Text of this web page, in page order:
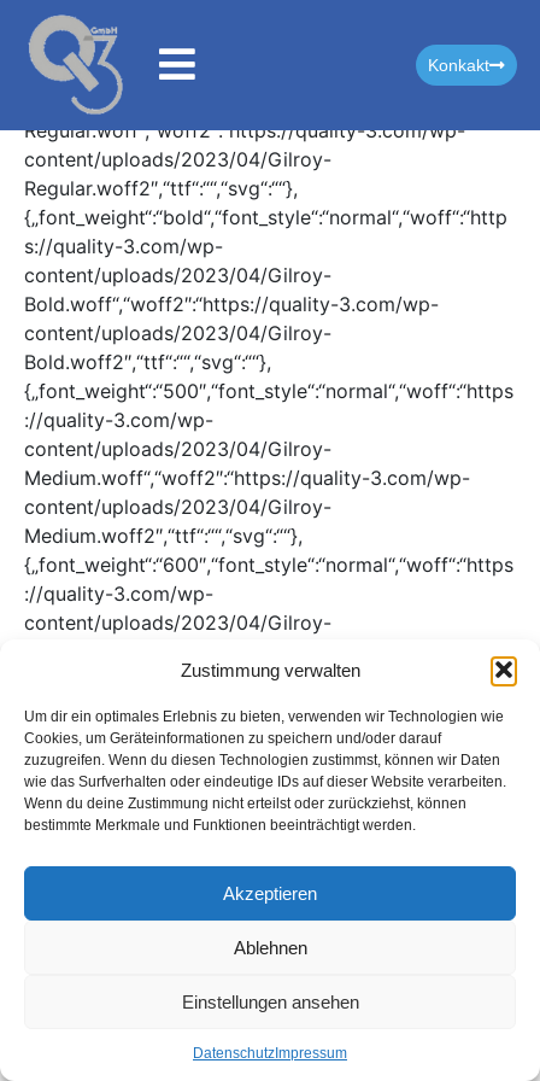
Zustimmung verwalten
Um dir ein optimales Erlebnis zu bieten, verwenden wir Technologien wie
Cookies, um Geräteinformationen zu speichern und/oder darauf
zuzugreifen. Wenn du diesen Technologien zustimmst, können wir Daten
wie das Surfverhalten oder eindeutige IDs auf dieser Website verarbeiten.
Wenn du deine Zustimmung nicht erteilst oder zurückziehst, können
bestimmte Merkmale und Funktionen beeinträchtigt werden.
Akzeptieren
Ablehnen
Einstellungen ansehen
Datenschutz Impressum
Konkakt
[{„font_weight“:“normal“,“font_style“:“normal“,“woff“:“h
ttps://quality-3.com/wp-
content/uploads/2023/04/Gilroy-
Regular.woff“,“woff2″:“https://quality-3.com/wp-
content/uploads/2023/04/Gilroy-
Regular.woff2″,“ttf“:““,“svg“:““},
{„font_weight“:“bold“,“font_style“:“normal“,“woff“:“http
s://quality-3.com/wp-
content/uploads/2023/04/Gilroy-
Bold.woff“,“woff2″:“https://quality-3.com/wp-
content/uploads/2023/04/Gilroy-
Bold.woff2″,“ttf“:““,“svg“:““},
{„font_weight“:“500″,“font_style“:“normal“,“woff“:“https
://quality-3.com/wp-
content/uploads/2023/04/Gilroy-
Medium.woff“,“woff2″:“https://quality-3.com/wp-
content/uploads/2023/04/Gilroy-
Medium.woff2″,“ttf“:““,“svg“:““},
{„font_weight“:“600″,“font_style“:“normal“,“woff“:“https
://quality-3.com/wp-
content/uploads/2023/04/Gilroy-
content/uploads/2023/04/Gilroy-
SemiBold.woff2″,“ttf“:““,“svg“:““}]
© Copyright 2024 | Q3 GmbH